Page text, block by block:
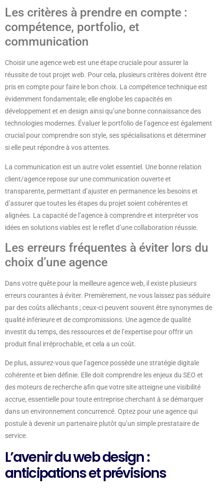
Les critères à prendre en compte :
compétence, portfolio, et
communication
Choisir une agence web est une étape cruciale pour assurer la
réussite de tout projet web. Pour cela, plusieurs critères doivent être
pris en compte pour faire le bon choix. La compétence technique est
évidemment fondamentale; elle englobe les capacités en
développement et en design ainsi qu’une bonne connaissance des
technologies modernes. Évaluer le portfolio de l’agence est également
crucial pour comprendre son style, ses spécialisations et déterminer
si elle peut répondre à vos attentes.
La communication est un autre volet essentiel. Une bonne relation
client/agence repose sur une communication ouverte et
transparente, permettant d’ajuster en permanence les besoins et
d’assurer que toutes les étapes du projet soient cohérentes et
alignées. La capacité de l’agence à comprendre et interpréter vos
idées en solutions viables est le reflet d’une collaboration réussie.
Les erreurs fréquentes à éviter lors du
choix d’une agence
Dans votre quête pour la meilleure agence web, il existe plusieurs
erreurs courantes à éviter. Premièrement, ne vous laissez pas séduire
par des coûts alléchants ; ceux-ci peuvent souvent être synonymes de
qualité inférieure et de compromissions. Une agence de qualité
investit du temps, des ressources et de l’expertise pour offrir un
produit final irréprochable, et cela a un coût.
De plus, assurez-vous que l’agence possède une stratégie digitale
cohérente et bien définie. Elle doit comprendre les enjeux du SEO et
des moteurs de recherche afin que votre site atteigne une visibilité
accrue, essentielle pour toute entreprise cherchant à se démarquer
dans un environnement concurrencé. Optez pour une agence qui
postule à devenir un partenaire plutôt qu’un simple prestataire de
service.
L’avenir du web design :
anticipations et prévisions